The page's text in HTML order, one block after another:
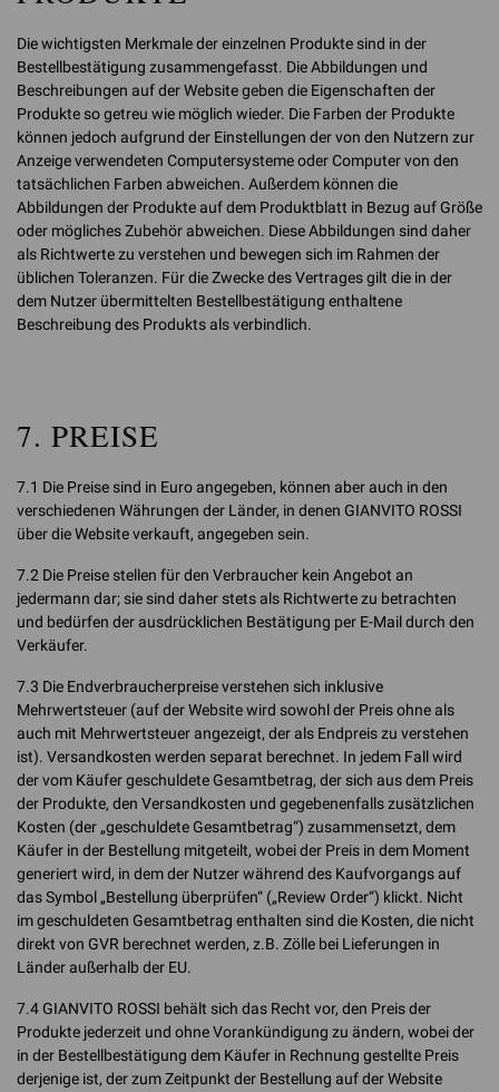
Die wichtigsten Merkmale der einzelnen Produkte sind in der
Bestellbestätigung zusammengefasst. Die Abbildungen und
Beschreibungen auf der Website geben die Eigenschaften der
Produkte so getreu wie möglich wieder. Die Farben der Produkte
können jedoch aufgrund der Einstellungen der von den Nutzern zur
Anzeige verwendeten Computersysteme oder Computer von den
tatsächlichen Farben abweichen. Außerdem können die
Abbildungen der Produkte auf dem Produktblatt in Bezug auf Größe
oder mögliches Zubehör abweichen. Diese Abbildungen sind daher
als Richtwerte zu verstehen und bewegen sich im Rahmen der
üblichen Toleranzen. Für die Zwecke des Vertrages gilt die in der
dem Nutzer übermittelten Bestellbestätigung enthaltene
Beschreibung des Produkts als verbindlich.
7. PREISE
7.1 Die Preise sind in Euro angegeben, können aber auch in den
verschiedenen Währungen der Länder, in denen GIANVITO ROSSI
über die Website verkauft, angegeben sein.
7.2 Die Preise stellen für den Verbraucher kein Angebot an
jedermann dar; sie sind daher stets als Richtwerte zu betrachten
und bedürfen der ausdrücklichen Bestätigung per E-Mail durch den
Verkäufer.
7.3 Die Endverbraucherpreise verstehen sich inklusive
Mehrwertsteuer (auf der Website wird sowohl der Preis ohne als
auch mit Mehrwertsteuer angezeigt, der als Endpreis zu verstehen
ist). Versandkosten werden separat berechnet. In jedem Fall wird
der vom Käufer geschuldete Gesamtbetrag, der sich aus dem Preis
der Produkte, den Versandkosten und gegebenenfalls zusätzlichen
Kosten (der „geschuldete Gesamtbetrag“) zusammensetzt, dem
Käufer in der Bestellung mitgeteilt, wobei der Preis in dem Moment
generiert wird, in dem der Nutzer während des Kaufvorgangs auf
das Symbol „Bestellung überprüfen“ („Review Order“) klickt. Nicht
im geschuldeten Gesamtbetrag enthalten sind die Kosten, die nicht
direkt von GVR berechnet werden, z.B. Zölle bei Lieferungen in
Länder außerhalb der EU.
7.4 GIANVITO ROSSI behält sich das Recht vor, den Preis der
Produkte jederzeit und ohne Vorankündigung zu ändern, wobei der
in der Bestellbestätigung dem Käufer in Rechnung gestellte Preis
derjenige ist, der zum Zeitpunkt der Bestellung auf der Website